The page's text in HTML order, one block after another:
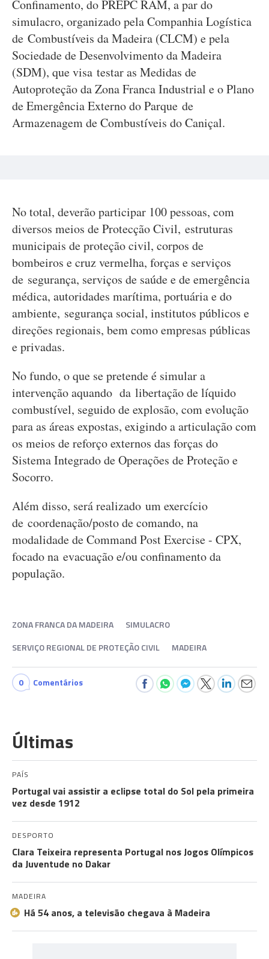
Confinamento, do PREPC RAM, a par do
simulacro, organizado pela Companhia Logística
de Combustíveis da Madeira (CLCM) e pela
Sociedade de Desenvolvimento da Madeira
(SDM), que visa testar as Medidas de
Autoproteção da Zona Franca Industrial e o Plano
de Emergência Externo do Parque de
Armazenagem de Combustíveis do Caniçal.
No total, deverão participar 100 pessoas, com
diversos meios de Protecção Civil, estruturas
municipais de proteção civil, corpos de
bombeiros e cruz vermelha, forças e serviços
de segurança, serviços de saúde e de emergência
médica, autoridades marítima, portuária e do
ambiente, segurança social, institutos públicos e
direções regionais, bem como empresas públicas
e privadas.
No fundo, o que se pretende é simular a
intervenção aquando da libertação de líquido
combustível, seguido de explosão, com evolução
para as áreas expostas, exigindo a articulação com
os meios de reforço externos das forças do
Sistema Integrado de Operações de Proteção e
Socorro.
Além disso, será realizado um exercício
de coordenação/posto de comando, na
modalidade de Command Post Exercise - CPX,
focado na evacuação e/ou confinamento da
população.
ZONA FRANCA DA MADEIRA
SIMULACRO
SERVIÇO REGIONAL DE PROTEÇÃO CIVIL
MADEIRA
0 Comentários
Últimas
PAÍS
Portugal vai assistir a eclipse total do Sol pela primeira
vez desde 1912
DESPORTO
Clara Teixeira representa Portugal nos Jogos Olímpicos
da Juventude no Dakar
MADEIRA
Há 54 anos, a televisão chegava à Madeira